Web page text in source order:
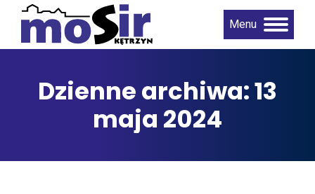
Menu
Dzienne archiwa:13
maja 2024